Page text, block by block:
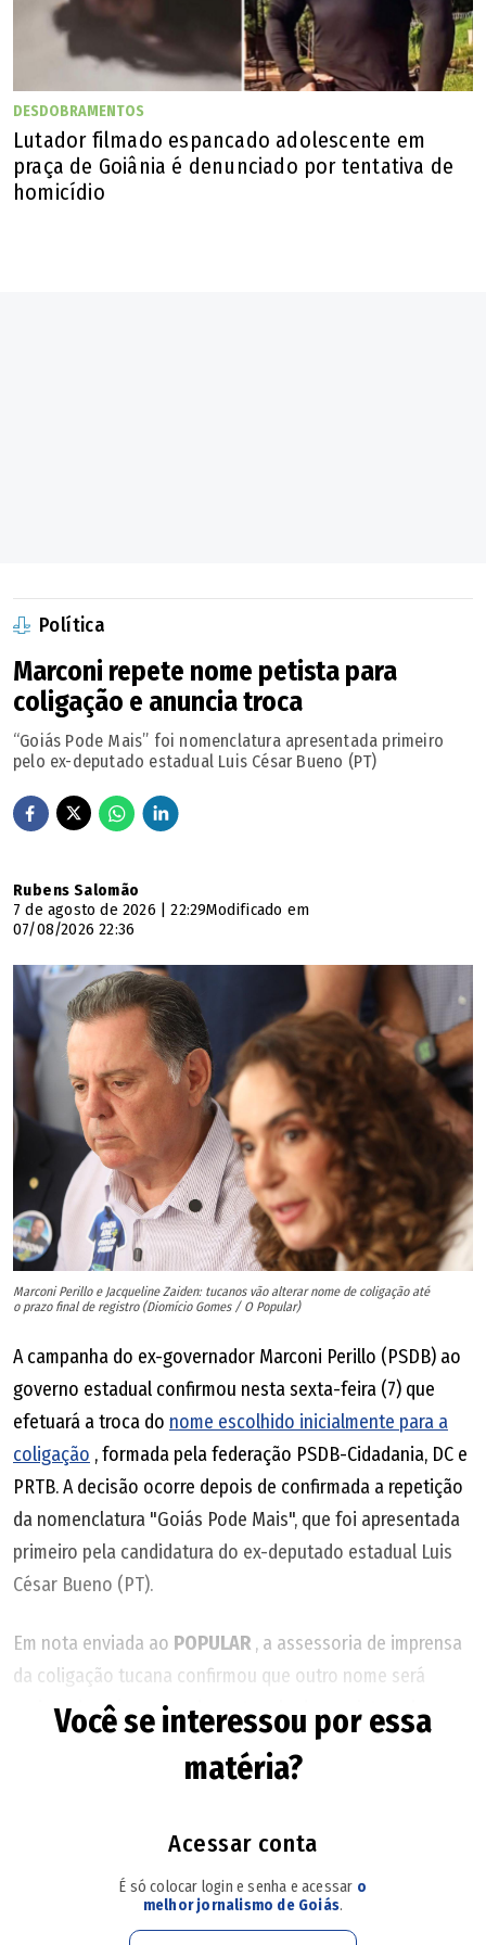
DESDOBRAMENTOS
Lutador filmado espancado adolescente em
praça de Goiânia é denunciado por tentativa de
homicídio
Política
Marconi repete nome petista para
coligação e anuncia troca
“Goiás Pode Mais” foi nomenclatura apresentada primeiro
pelo ex-deputado estadual Luis César Bueno (PT)
Rubens Salomão
7 de agosto de 2026 | 22:29Modificado em
07/08/2026 22:36
Marconi Perillo e Jacqueline Zaiden: tucanos vão alterar nome de coligação até
o prazo final de registro (Diomício Gomes / O Popular)
A campanha do ex-governador Marconi Perillo (PSDB) ao
governo estadual confirmou nesta sexta-feira (7) que
efetuará a troca do nome escolhido inicialmente para a
coligação , formada pela federação PSDB-Cidadania, DC e
PRTB. A decisão ocorre depois de confirmada a repetição
da nomenclatura "Goiás Pode Mais", que foi apresentada
primeiro pela candidatura do ex-deputado estadual Luis
César Bueno (PT).
Em nota enviada ao POPULAR , a assessoria de imprensa
da coligação tucana confirmou que outro nome será
registrado até o prazo de protocolo dos registros de
candidaturas junto à Justiça Eleitoral, no dia 15 de agosto.
"Vem a público esclarecer que a adoção do nome "Goiás
conhecimento prévio de que outra chapa concorrente já
havia optado pela mesma expressão", definiu a nota.
"Prezando pelo respeito aos adversários, a coligação
Você se interessou por essa
matéria?
Acessar conta
É só colocar login e senha e acessar o
melhor jornalismo de Goiás.